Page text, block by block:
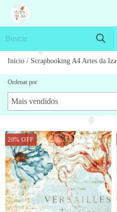
Início / Scrapbooking A4 Artes da Iza
Ordenar por
20% OFF